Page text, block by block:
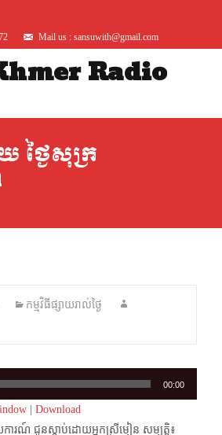
Mail us : sansuwith@gmail.com
Radio
ថ្ងៃសុក្រ
កម្មវិធីផ្សាយរាល់ថ្ងៃ
00:00
Download
យការណ៍ ជូនស្តាប់ដោយអ្នកស្រីមៀន សម្បត្តិ៖